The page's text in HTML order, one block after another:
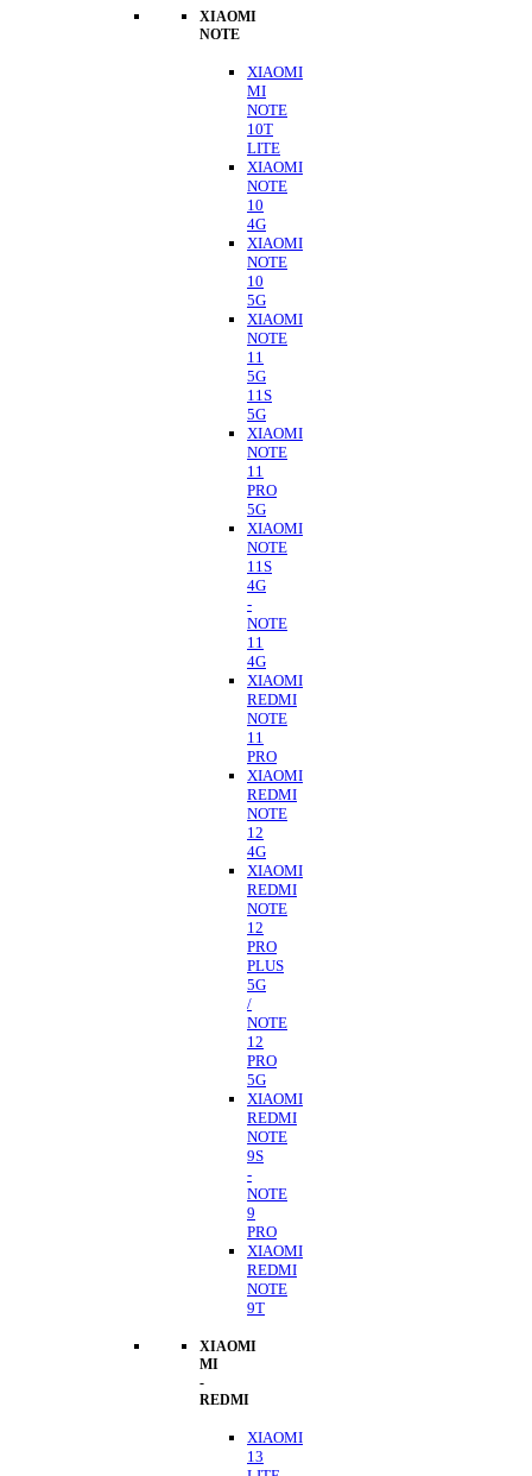
XIAOMI
NOTE
XIAOMI
MI
NOTE
10T
LITE
XIAOMI
NOTE
10
4G
XIAOMI
NOTE
10
5G
XIAOMI
NOTE
11
5G
11S
5G
XIAOMI
NOTE
11
PRO
5G
XIAOMI
NOTE
11S
4G
-
NOTE
11
4G
XIAOMI
REDMI
NOTE
11
PRO
XIAOMI
REDMI
NOTE
12
4G
XIAOMI
REDMI
NOTE
12
PRO
PLUS
5G
/
NOTE
12
PRO
5G
XIAOMI
REDMI
NOTE
9S
-
NOTE
9
PRO
XIAOMI
REDMI
NOTE
9T
XIAOMI
MI
-
REDMI
XIAOMI
13